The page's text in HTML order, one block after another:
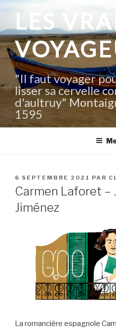
contenu
principal
LES
"Il faut voyager
lisser sa cervelle
d'aultruy"
1595
PUBLIÉ
LE
6 SEPTEMBRE 2021 PAR
Carmen Laforet –
Jiménez
La romancière espagnole